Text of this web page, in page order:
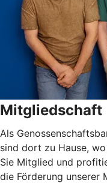
Mitgliedschaft
Als
sind dort zu Hause,
Sie Mitglied und
die Förderung unserer